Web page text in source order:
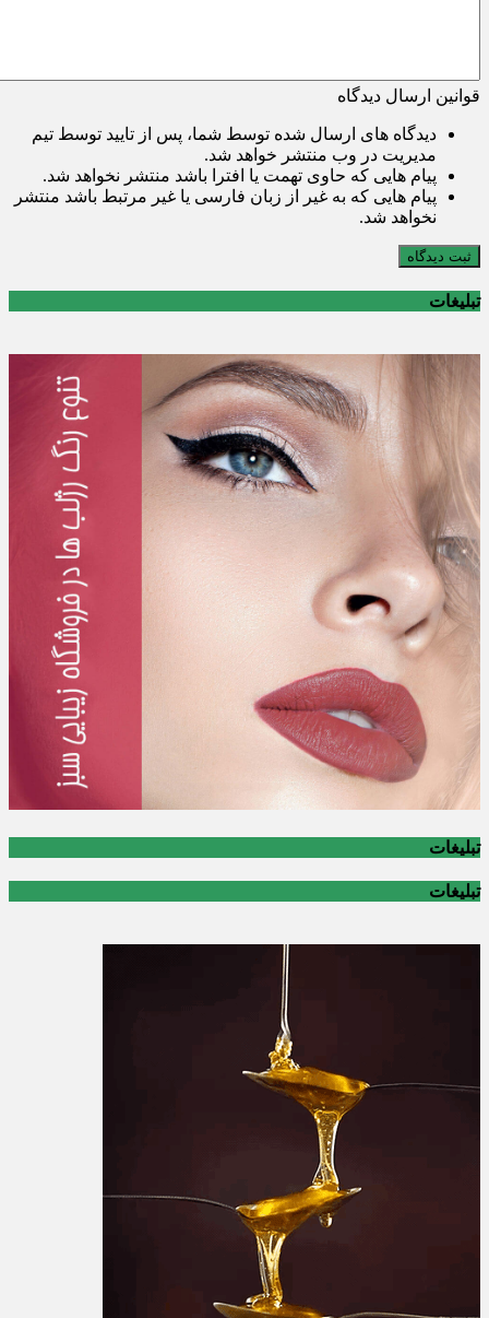
قوانین ارسال دیدگاه
دیدگاه های ارسال شده توسط شما، پس از تایید توسط تیم
مدیریت در وب منتشر خواهد شد.
پیام هایی که حاوی تهمت یا افترا باشد منتشر نخواهد شد.
پیام هایی که به غیر از زبان فارسی یا غیر مرتبط باشد منتشر
نخواهد شد.
ثبت دیدگاه
تبلیغات
تبلیغات
تبلیغات